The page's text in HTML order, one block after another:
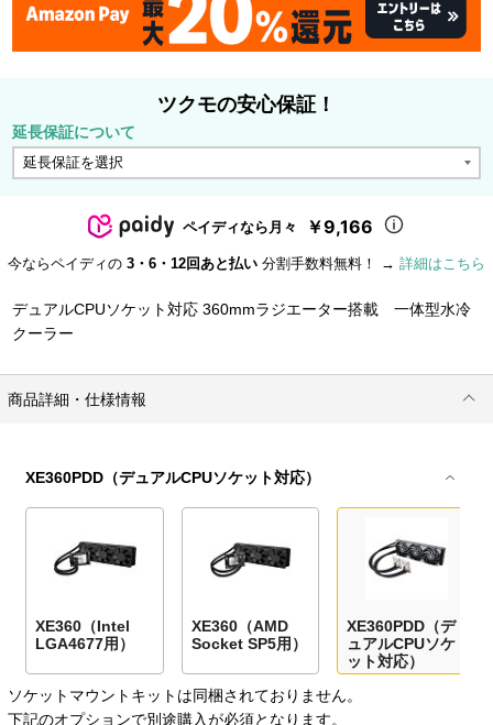
ツクモの安心保証！
延長保証について
ペイディなら月々 ￥9,166
今ならペイディの 3・6・12回あと払い 分割手数料無料！ → 詳細はこちら
デュアルCPUソケット対応 360mmラジエーター搭載 一体型水冷
クーラー
商品詳細・仕様情報
XE360PDD（デュアルCPUソケット対応）
XE360（Intel
LGA4677用）
XE360（AMD
Socket SP5用）
XE360PDD（デ
ュアルCPUソケ
ット対応）
ソケットマウントキットは同梱されておりません。
下記のオプションで別途購入が必須となります。